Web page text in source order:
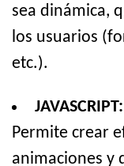
sea dinámica,
los usuarios
etc.).
JAVASCRIPT:
Permite crear
animaciones y